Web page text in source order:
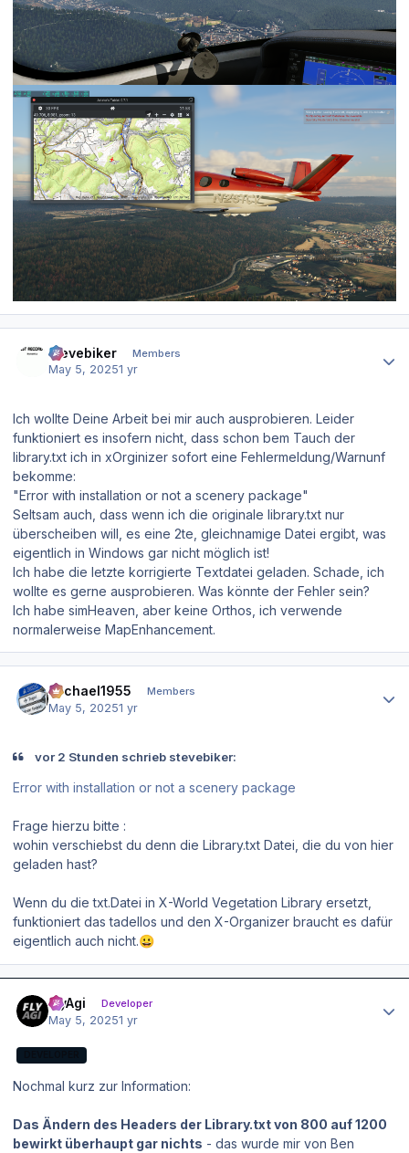
stevebiker Members
May 5, 20251 yr
Ich wollte Deine Arbeit bei mir auch ausprobieren. Leider
funktioniert es insofern nicht, dass schon bem Tauch der
library.txt ich in xOrginizer sofort eine Fehlermeldung/Warnunf
bekomme:
"Error with installation or not a scenery package"
Seltsam auch, dass wenn ich die originale library.txt nur
überscheiben will, es eine 2te, gleichnamige Datei ergibt, was
eigentlich in Windows gar nicht möglich ist!
Ich habe die letzte korrigierte Textdatei geladen. Schade, ich
wollte es gerne ausprobieren. Was könnte der Fehler sein?
Ich habe simHeaven, aber keine Orthos, ich verwende
normalerweise MapEnhancement.
Michael1955 Members
May 5, 20251 yr
vor 2 Stunden schrieb stevebiker:
Error with installation or not a scenery package
Frage hierzu bitte :
wohin verschiebst du denn die Library.txt Datei, die du von hier
geladen hast?
Wenn du die txt.Datei in X-World Vegetation Library ersetzt,
funktioniert das tadellos und den X-Organizer braucht es dafür
eigentlich auch nicht.😀
FlyAgi Developer
May 5, 20251 yr
Nochmal kurz zur Information:
Das Ändern des Headers der Library.txt von 800 auf 1200
bewirkt überhaupt gar nichts - das wurde mir von Ben